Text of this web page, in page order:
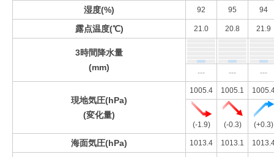
湿度(%) 92 95 94
露点温度(℃) 21.0 20.8 21.9
3時間降水量
(mm)
--- --- ---
現地気圧(hPa)
(変化量)
1005.4 1005.1
(-1.9) (-0.3) (+0.3)
海面気圧(hPa) 1013.4 1013.1